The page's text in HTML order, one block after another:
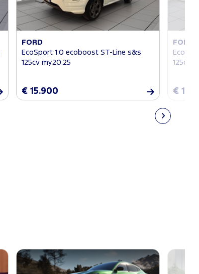
FORD
EcoSport 1.0 ecoboost ST-Line s&s
125cv my20.25
€ 15.900
FORD
125cv
€